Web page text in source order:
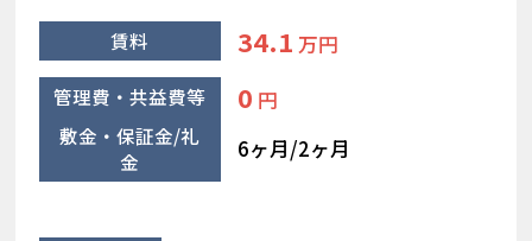
賃料 34.1 万円
管理費・共益費等 0 円
敷金・保証金/礼
金
6ヶ月/2ヶ月